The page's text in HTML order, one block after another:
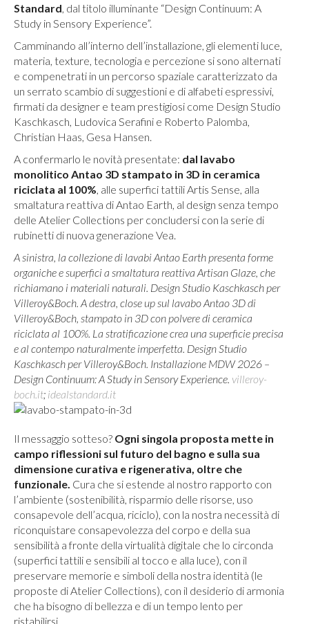
Standard, dal titolo illuminante “Design Continuum: A
Study in Sensory Experience”.
Camminando all’interno dell’installazione, gli elementi luce,
materia, texture, tecnologia e percezione si sono alternati
e compenetrati in un percorso spaziale caratterizzato da
un serrato scambio di suggestioni e di alfabeti espressivi,
firmati da designer e team prestigiosi come Design Studio
Kaschkasch, Ludovica Serafini e Roberto Palomba,
Christian Haas, Gesa Hansen.
A confermarlo le novità presentate: dal lavabo
monolitico Antao 3D stampato in 3D in ceramica
riciclata al 100%, alle superfici tattili Artis Sense, alla
smaltatura reattiva di Antao Earth, al design senza tempo
delle Atelier Collections per concludersi con la serie di
rubinetti di nuova generazione Vea.
A sinistra, la collezione di lavabi Antao Earth presenta forme
organiche e superfici a smaltatura reattiva Artisan Glaze, che
richiamano i materiali naturali. Design Studio Kaschkasch per
Villeroy&Boch. A destra, close up sul lavabo Antao 3D di
Villeroy&Boch, stampato in 3D con polvere di ceramica
riciclata al 100%. La stratificazione crea una superficie precisa
e al contempo naturalmente imperfetta. Design Studio
Kaschkasch per Villeroy&Boch. Installazione MDW 2026 –
Design Continuum: A Study in Sensory Experience. villeroy-
boch.it; idealstandard.it
Il messaggio sotteso? Ogni singola proposta mette in
campo riflessioni sul futuro del bagno e sulla sua
dimensione curativa e rigenerativa, oltre che
funzionale. Cura che si estende al nostro rapporto con
l’ambiente (sostenibilità, risparmio delle risorse, uso
consapevole dell’acqua, riciclo), con la nostra necessità di
riconquistare consapevolezza del corpo e della sua
sensibilità a fronte della virtualità digitale che lo circonda
(superfici tattili e sensibili al tocco e alla luce), con il
preservare memorie e simboli della nostra identità (le
proposte di Atelier Collections), con il desiderio di armonia
che ha bisogno di bellezza e di un tempo lento per
ristabilirsi.